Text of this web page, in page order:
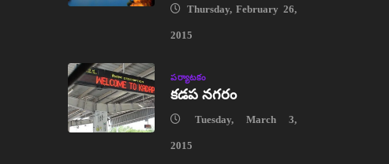
Thursday, February 26,
2015
పర్యాటకం
కడప నగరం
Tuesday, March 3,
2015